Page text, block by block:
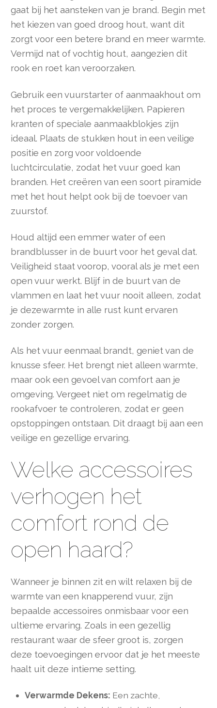
gaat bij het aansteken van je brand. Begin met
het kiezen van goed droog hout, want dit
zorgt voor een betere brand en meer warmte.
Vermijd nat of vochtig hout, aangezien dit
rook en roet kan veroorzaken.
Gebruik een vuurstarter of aanmaakhout om
het proces te vergemakkelijken. Papieren
kranten of speciale aanmaakblokjes zijn
ideaal. Plaats de stukken hout in een veilige
positie en zorg voor voldoende
luchtcirculatie, zodat het vuur goed kan
branden. Het creëren van een soort piramide
met het hout helpt ook bij de toevoer van
zuurstof.
Houd altijd een emmer water of een
brandblusser in de buurt voor het geval dat.
Veiligheid staat voorop, vooral als je met een
open vuur werkt. Blijf in de buurt van de
vlammen en laat het vuur nooit alleen, zodat
je dezewarmte in alle rust kunt ervaren
zonder zorgen.
Als het vuur eenmaal brandt, geniet van de
knusse sfeer. Het brengt niet alleen warmte,
maar ook een gevoel van comfort aan je
omgeving. Vergeet niet om regelmatig de
rookafvoer te controleren, zodat er geen
opstoppingen ontstaan. Dit draagt bij aan een
veilige en gezellige ervaring.
Welke accessoires
verhogen het
comfort rond de
open haard?
Wanneer je binnen zit en wilt relaxen bij de
warmte van een knapperend vuur, zijn
bepaalde accessoires onmisbaar voor een
ultieme ervaring. Zoals in een gezellig
restaurant waar de sfeer groot is, zorgen
deze toevoegingen ervoor dat je het meeste
haalt uit deze intieme setting.
Verwarmde Dekens: Een zachte,